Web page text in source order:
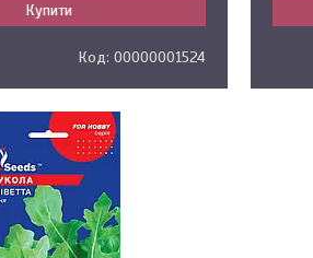
Купити
00000001524